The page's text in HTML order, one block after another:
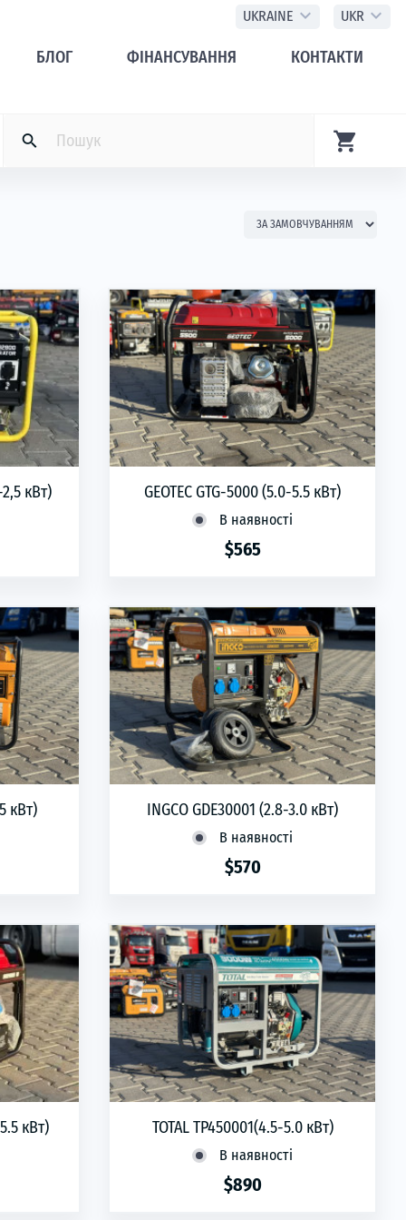
UKRAINE expand_more UKR expand_more
БЛОГ ФІНАНСУВАННЯ КОНТАКТИ
search shopping_cart
кВт) GEOTEC GTG-5000 (5.0-5.5 кВт)
В наявності
$565
кВт) INGCO GDE30001 (2.8-3.0 кВт)
В наявності
$570
кВт) TOTAL TP450001(4.5-5.0 кВт)
В наявності
$890